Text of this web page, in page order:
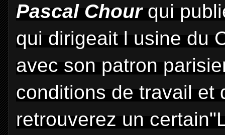
Pascal Chourqui
qui dirigeait l usine du
avec son patron
conditions de travail et
retrouverez un